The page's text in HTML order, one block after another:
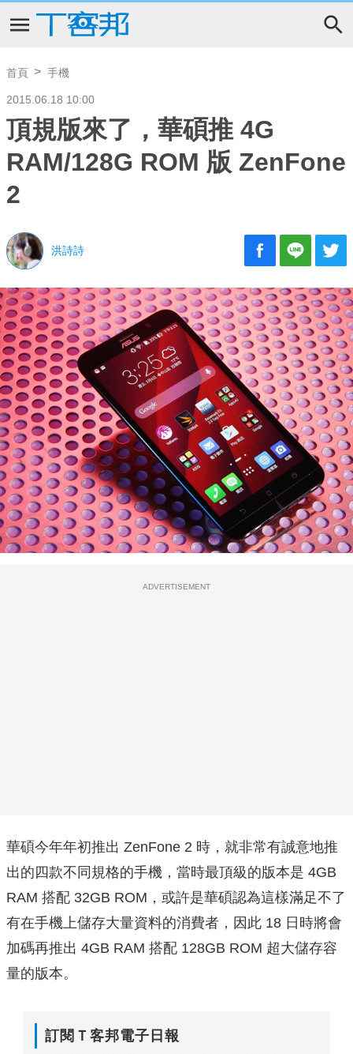
首頁 手機
2015.06.18 10:00
頂規版來了，華碩推 4G
RAM/128G ROM 版 ZenFone
2
洪詩詩
ADVERTISEMENT
華碩今年年初推出 ZenFone 2 時，就非常有誠意地推
出的四款不同規格的手機，當時最頂級的版本是 4GB
RAM 搭配 32GB ROM，或許是華碩認為這樣滿足不了
有在手機上儲存大量資料的消費者，因此 18 日時將會
加碼再推出 4GB RAM 搭配 128GB ROM 超大儲存容
量的版本。
訂閱Ｔ客邦電子日報